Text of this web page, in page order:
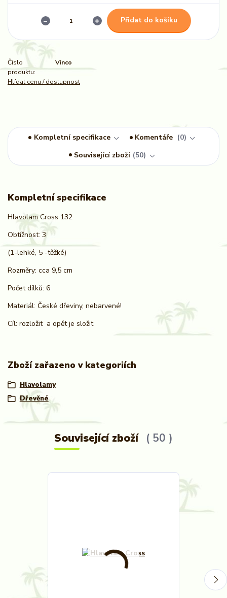
Přidat do košíku
Číslo
produktu:
Vinco
Hlídat cenu / dostupnost
Kompletní specifikace Komentáře
0
Související zboží 50
Kompletní specifikace
Hlavolam Cross 132
Obtížnost: 3
(1-lehké, 5 -těžké)
Rozměry: cca 9,5 cm
Počet dílků: 6
Materiál: České dřeviny, nebarvené!
Cíl: rozložit a opět je složit
Zboží zařazeno v kategoriích
Hlavolamy
Dřevěné
Související zboží 50